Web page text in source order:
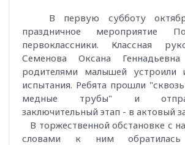
В первую субботу октября
праздничное мероприятие
первоклассники. Классная
Семенова Оксана
родителями малышей устроили
испытания. Ребята прошли
медные трубы" и
заключительный этап - в актовый
В торжественной обстановке с
словами к ним обратилась